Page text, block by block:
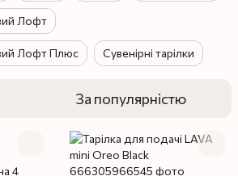
Лофт
Лофт Плюс Сувенірні тарілки
За популярністю